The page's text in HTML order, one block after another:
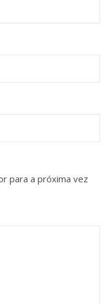
para a próxima vez